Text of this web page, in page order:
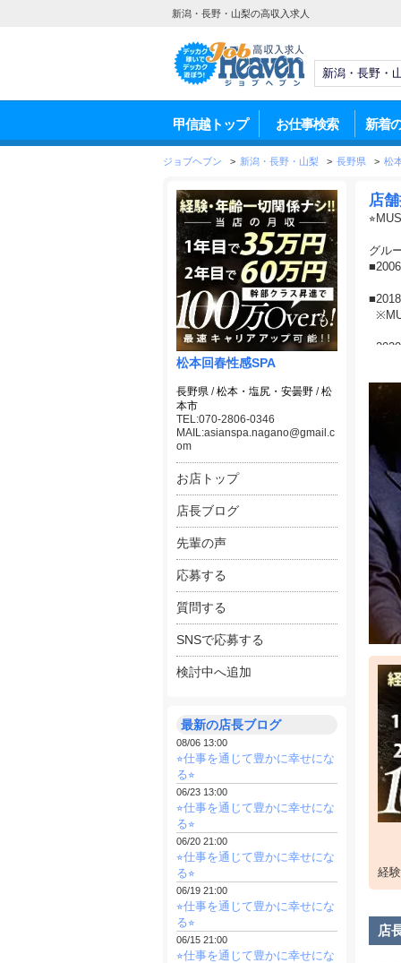
新潟・長野・山梨の高収入求人
甲信越トップ お仕事検索 新着
ジョブヘブン > 新潟・長野・山梨 > 長野県 > 松
松本回春性感SPA
長野県 /松本・塩尻・安曇野 /松
本市
TEL:070-2806-0346
MAIL:asianspa.nagano@gmail.c
om
お店トップ
店長ブログ
先輩の声
応募する
質問する
SNSで応募する
検討中へ追加
最新の店長ブログ
08/06 13:00
⭐︎仕事を通じて豊かに幸せにな
る⭐︎
06/23 13:00
⭐︎仕事を通じて豊かに幸せにな
る⭐︎
06/20 21:00
⭐︎仕事を通じて豊かに幸せにな
る⭐︎
06/19 21:00
⭐︎仕事を通じて豊かに幸せにな
る⭐︎
06/15 21:00
⭐︎仕事を通じて豊かに幸せにな
店
グル
現在6
今後
固定
そし
男性
〜仕
私た
大切
「会
の両
なぜ
「幸
人に
「家
「独
「好
その
経
店